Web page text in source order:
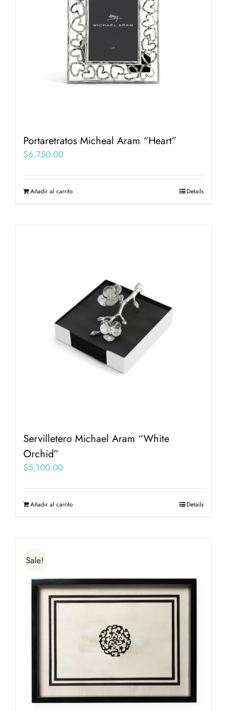
Portaretratos Micheal Aram “Heart”
$6,750.00
Añadir al carrito Details
Servilletero Michael Aram “White
Orchid”
$5,100.00
Añadir al carrito Details
Sale!